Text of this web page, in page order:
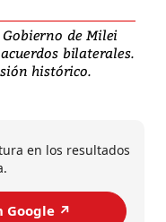
de Milei
bilaterales.
histórico.
en los resultados
Google ↗️